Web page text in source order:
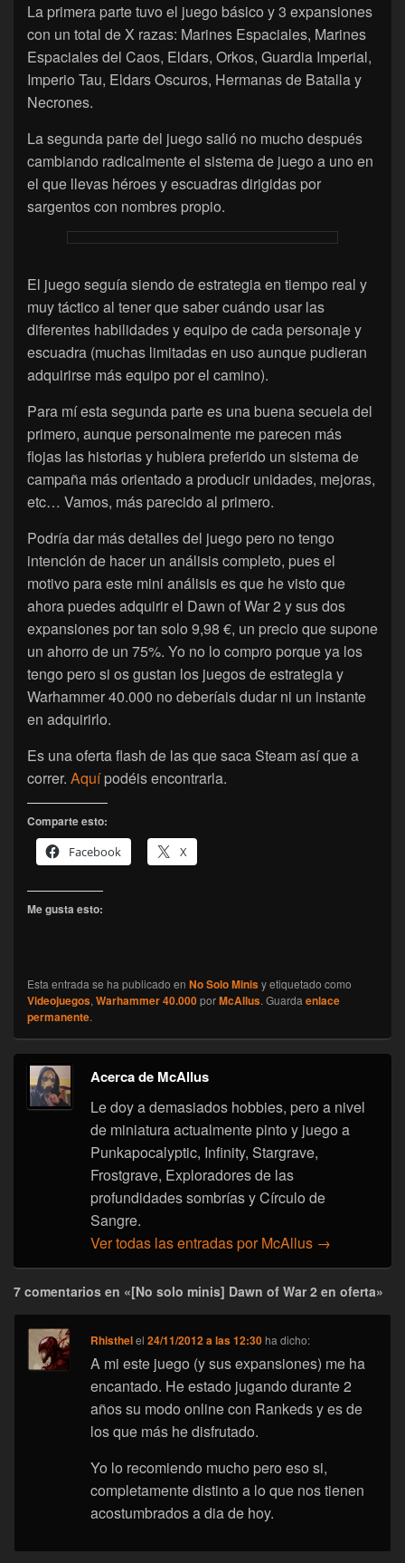
La primera parte tuvo el juego básico y 3 expansiones
con un total de X razas: Marines Espaciales, Marines
Espaciales del Caos, Eldars, Orkos, Guardia Imperial,
Imperio Tau, Eldars Oscuros, Hermanas de Batalla y
Necrones.
La segunda parte del juego salió no mucho después
cambiando radicalmente el sistema de juego a uno en
el que llevas héroes y escuadras dirigidas por
sargentos con nombres propio.
El juego seguía siendo de estrategia en tiempo real y
muy táctico al tener que saber cuándo usar las
diferentes habilidades y equipo de cada personaje y
escuadra (muchas limitadas en uso aunque pudieran
adquirirse más equipo por el camino).
Para mí esta segunda parte es una buena secuela del
primero, aunque personalmente me parecen más
flojas las historias y hubiera preferido un sistema de
campaña más orientado a producir unidades, mejoras,
etc… Vamos, más parecido al primero.
Podría dar más detalles del juego pero no tengo
intención de hacer un análisis completo, pues el
motivo para este mini análisis es que he visto que
ahora puedes adquirir el Dawn of War 2 y sus dos
expansiones por tan solo 9,98 €, un precio que supone
un ahorro de un 75%. Yo no lo compro porque ya los
tengo pero si os gustan los juegos de estrategia y
Warhammer 40.000 no deberíais dudar ni un instante
en adquirirlo.
Es una oferta flash de las que saca Steam así que a
correr. Aquípodéis encontrarla.
Comparte esto:
Facebook
X
Me gusta esto:
Esta entrada se ha publicado en No Solo Minisy etiquetado como
Videojuegos,Warhammer 40.000porMcAllus. Guardaenlace
permanente.
Acerca de McAllus
Le doy a demasiados hobbies, pero a nivel
de miniatura actualmente pinto y juego a
Punkapocalyptic, Infinity, Stargrave,
Frostgrave, Exploradores de las
profundidades sombrías y Círculo de
Sangre.
Ver todas las entradas por McAllus →
7 comentarios en «[No solo minis] Dawn of War 2 en oferta»
Rhisthelel24/11/2012 a las 12:30 ha dicho:
A mi este juego (y sus expansiones) me ha
encantado. He estado jugando durante 2
años su modo online con Rankeds y es de
los que más he disfrutado.
Yo lo recomiendo mucho pero eso si,
completamente distinto a lo que nos tienen
acostumbrados a dia de hoy.